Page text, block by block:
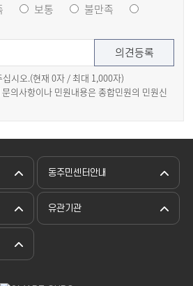
보통
불만족
시오.(현재 0자 / 최대 1,000자)
의사항이나 민원내용은 종합민원의 민원신
동주민센터안내
유관기관